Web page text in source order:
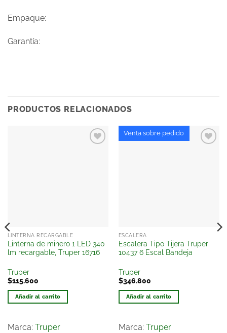
Empaque:
Garantía:
PRODUCTOS RELACIONADOS
LINTERNA RECARGABLE
Linterna de minero 1 LED 340
lm recargable, Truper 16716
Truper
$115.600
Añadir al carrito
Marca: Truper
Venta sobre pedido
ESCALERA
Escalera Tipo Tijera Truper
10437 6 Escal Bandeja
Truper
$346.800
Añadir al carrito
Marca: Truper